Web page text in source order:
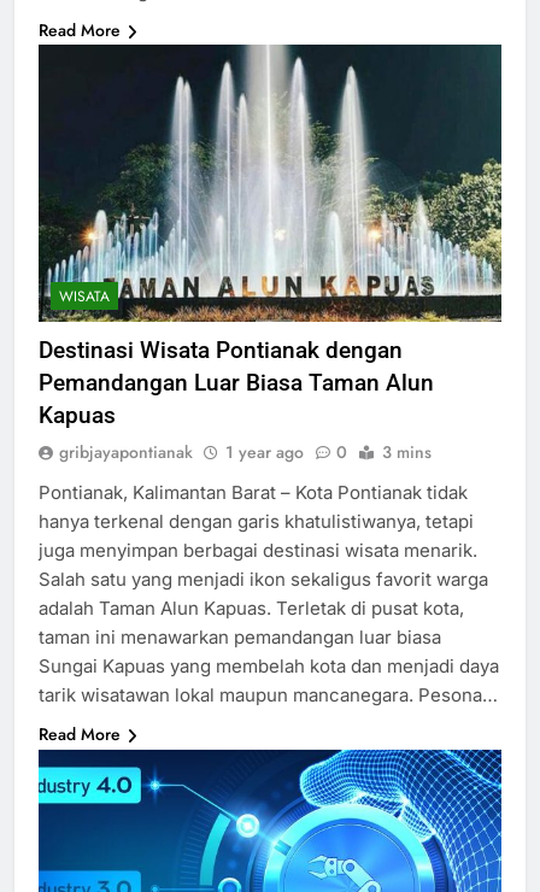
Read More
WISATA
Destinasi Wisata Pontianak dengan
Pemandangan Luar Biasa Taman Alun
Kapuas
gribjayapontianak 1 year ago 0 3 mins
Pontianak, Kalimantan Barat – Kota Pontianak tidak
hanya terkenal dengan garis khatulistiwanya, tetapi
juga menyimpan berbagai destinasi wisata menarik.
Salah satu yang menjadi ikon sekaligus favorit warga
adalah Taman Alun Kapuas. Terletak di pusat kota,
taman ini menawarkan pemandangan luar biasa
Sungai Kapuas yang membelah kota dan menjadi daya
tarik wisatawan lokal maupun mancanegara. Pesona…
Read More